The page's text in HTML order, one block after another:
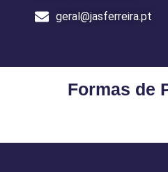
geral@jasferreira.pt
Formas de